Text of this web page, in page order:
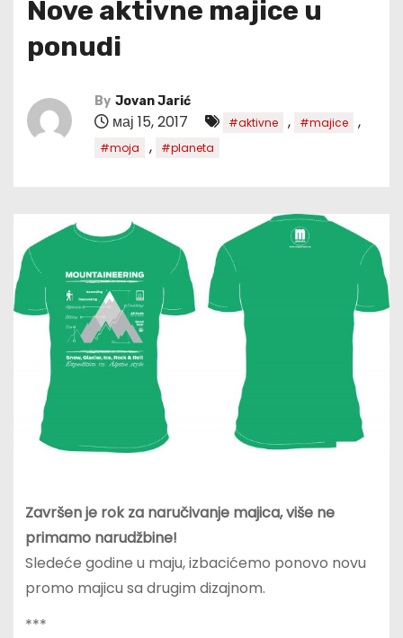
Nove aktivne majice u
ponudi
By Jovan Jarić
мај 15, 2017 #aktivne , #majice ,
#moja , #planeta
Završen je rok za naručivanje majica, više ne
primamo narudžbine!
Sledeće godine u maju, izbacićemo ponovo novu
promo majicu sa drugim dizajnom.
***